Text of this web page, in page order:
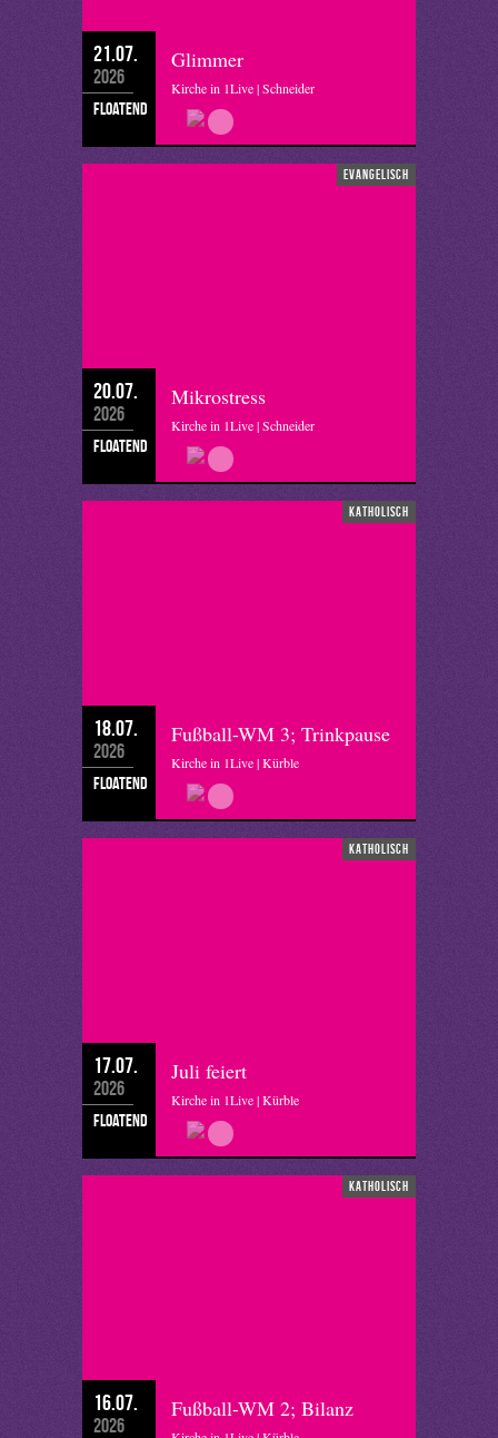
21.07.
2026
floatend
Glimmer
Kirche in 1Live | Schneider
evangelisch
20.07.
2026
floatend
Mikrostress
Kirche in 1Live | Schneider
katholisch
18.07.
2026
floatend
Fußball-WM 3; Trinkpause
Kirche in 1Live | Kürble
katholisch
17.07.
2026
floatend
Juli feiert
Kirche in 1Live | Kürble
katholisch
16.07.
2026
Fußball-WM 2; Bilanz